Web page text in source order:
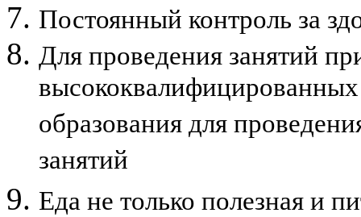
Постоянный контроль за
Для проведения занятий
образования для
занятий
Еда не только полезная и